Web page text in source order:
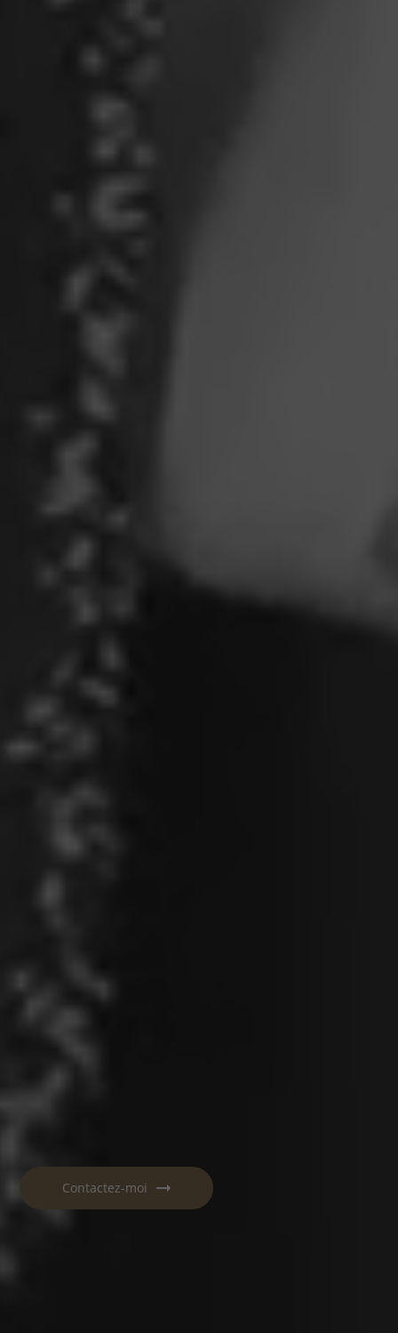
Contactez-moi